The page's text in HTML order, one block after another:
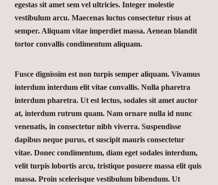
egestas sit amet sem vel ultricies. Integer molestie
vestibulum arcu. Maecenas luctus consectetur risus at
semper. Aliquam vitae imperdiet massa. Aenean blandit
tortor convallis condimentum aliquam.
Fusce dignissim est non turpis semper aliquam. Vivamus
interdum interdum elit vitae convallis. Nulla pharetra
interdum pharetra. Ut est lectus, sodales sit amet auctor
at, interdum rutrum quam. Nam ornare nulla id nunc
venenatis, in consectetur nibh viverra. Suspendisse
dapibus neque purus, et suscipit mauris consectetur
vitae. Donec condimentum, diam eget sodales interdum,
velit turpis lobortis arcu, tristique posuere massa elit quis
massa. Proin scelerisque vestibulum bibendum. Ut